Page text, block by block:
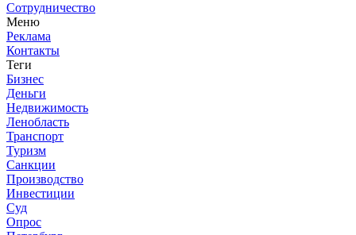
Сотрудничество
Меню
Реклама
Контакты
Теги
Бизнес
Деньги
Недвижимость
Ленобласть
Транспорт
Туризм
Санкции
Производство
Инвестиции
Суд
Опрос